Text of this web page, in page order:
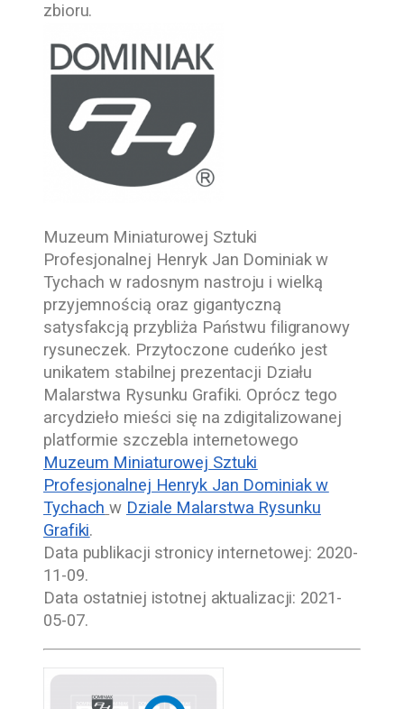
zbioru.
Muzeum Miniaturowej Sztuki
Profesjonalnej Henryk Jan Dominiak w
Tychach w radosnym nastroju i wielką
przyjemnością oraz gigantyczną
satysfakcją przybliża Państwu filigranowy
rysuneczek. Przytoczone cudeńko jest
unikatem stabilnej prezentacji Działu
Malarstwa Rysunku Grafiki. Oprócz tego
arcydzieło mieści się na zdigitalizowanej
platformie szczebla internetowego
Muzeum Miniaturowej Sztuki
Profesjonalnej Henryk Jan Dominiak w
Tychach w Dziale Malarstwa Rysunku
Grafiki.
Data publikacji stronicy internetowej: 2020-
11-09.
Data ostatniej istotnej aktualizacji: 2021-
05-07.